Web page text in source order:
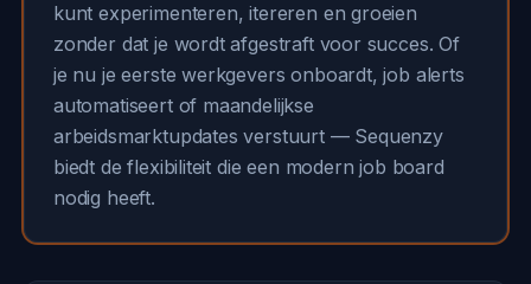
kunt experimenteren, itereren en groeien
zonder dat je wordt afgestraft voor succes. Of
je nu je eerste werkgevers onboardt, job alerts
automatiseert of maandelijkse
arbeidsmarktupdates verstuurt — Sequenzy
biedt de flexibiliteit die een modern job board
nodig heeft.